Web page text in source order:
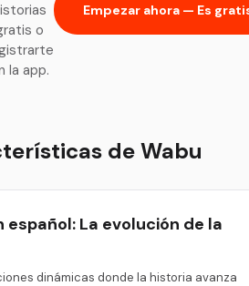
o
la app.
Empezar ahora — Es
de Wabu
español: La evolución de la
dinámicas donde la historia avanza